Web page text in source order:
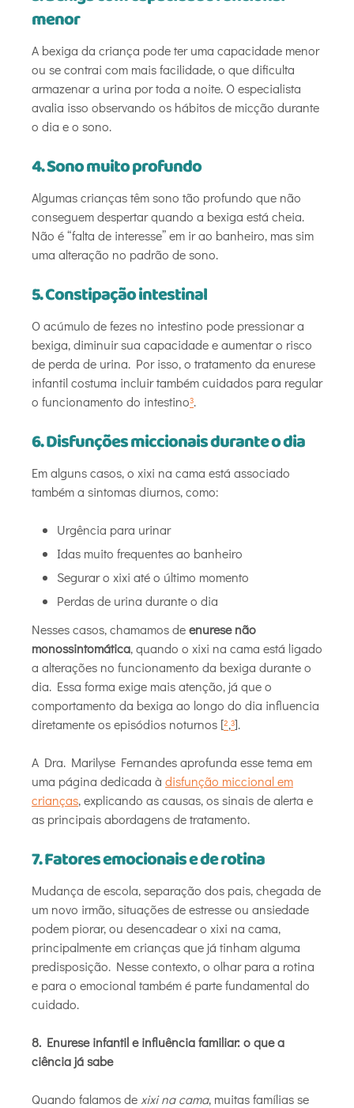
menor
A bexiga da criança pode ter uma capacidade menor
ou se contrai com mais facilidade, o que dificulta
armazenar a urina por toda a noite. O especialista
avalia isso observando os hábitos de micção durante
o dia e o sono.
4. Sono muito profundo
Algumas crianças têm sono tão profundo que não
conseguem despertar quando a bexiga está cheia.
Não é “falta de interesse” em ir ao banheiro, mas sim
uma alteração no padrão de sono.
5. Constipação intestinal
O acúmulo de fezes no intestino pode pressionar a
bexiga, diminuir sua capacidade e aumentar o risco
de perda de urina. Por isso, o tratamento da enurese
infantil costuma incluir também cuidados para regular
o funcionamento do intestino³.
6. Disfunções miccionais durante o dia
Em alguns casos, o xixi na cama está associado
também a sintomas diurnos, como:
Urgência para urinar
Idas muito frequentes ao banheiro
Segurar o xixi até o último momento
Perdas de urina durante o dia
Nesses casos, chamamos deenurese não
monossintomática, quando o xixi na cama está ligado
a alterações no funcionamento da bexiga durante o
dia. Essa forma exige mais atenção, já que o
comportamento da bexiga ao longo do dia influencia
diretamente os episódios noturnos [²,³].
A Dra. Marilyse Fernandes aprofunda esse tema em
uma página dedicada à disfunção miccional em
crianças, explicando as causas, os sinais de alerta e
as principais abordagens de tratamento.
7. Fatores emocionais e de rotina
Mudança de escola, separação dos pais, chegada de
um novo irmão, situações de estresse ou ansiedade
podem piorar, ou desencadear o xixi na cama,
principalmente em crianças que já tinham alguma
predisposição. Nesse contexto, o olhar para a rotina
e para o emocional também é parte fundamental do
cuidado.
8. Enurese infantil e influência familiar: o que a
ciência já sabe
Quando falamos de xixi na cama, muitas famílias se